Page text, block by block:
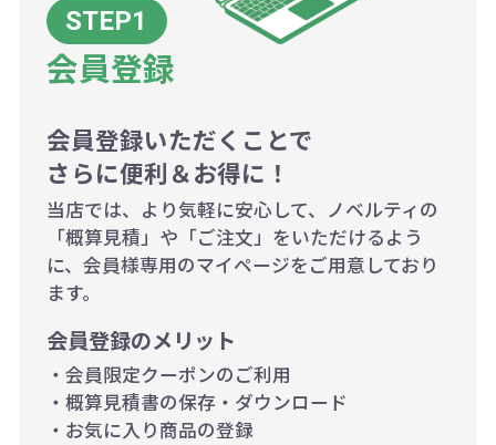
当たり）
500個~999個の場合：35円（1個
1,000個以上：28円（1個当た
り）
会員登録
会員登録いただくことで
さらに便利＆お得に！
当店では、より気軽に安心して、ノベルティの
「概算見積」や「ご注文」をいただけるよう
に、会員様専用のマイページをご用意しており
ます。
会員登録のメリット
・会員限定クーポンのご利用
・概算見積書の保存・ダウンロード
・お気に入り商品の登録